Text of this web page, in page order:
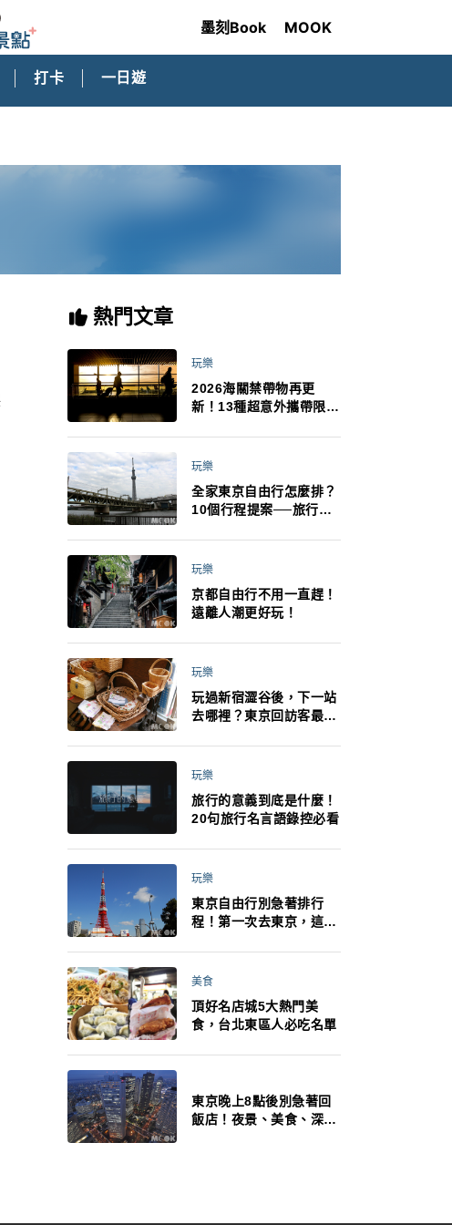
墨刻Book MOOK
打卡 一日遊
熱門文章
玩樂
2026海關禁帶物再更
新！13種超意外攜帶限
最高還罰百萬！注意事項
玩樂
全家東京自由行怎麼排？
10個行程提案──旅行不
法！
玩樂
京都自由行不用一直趕！
遠離人潮更好玩！
玩樂
玩過新宿澀谷後，下一站
去哪裡？東京回訪客最推
玩樂
旅行的意義到底是什麼！
20句旅行名言語錄控必看
玩樂
東京自由行別急著排行
程！第一次去東京，這10
美食
頂好名店城5大熱門美
食，台北東區人必吃名單
東京晚上8點後別急著回
飯店！夜景、美食、深夜